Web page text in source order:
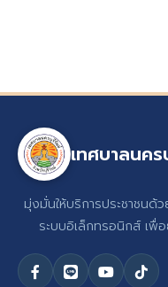
เทศบาลนค
มุ่งมั่นให้บริการประชาชนด้
ระบบอิเล็กทรอนิกส์ เ